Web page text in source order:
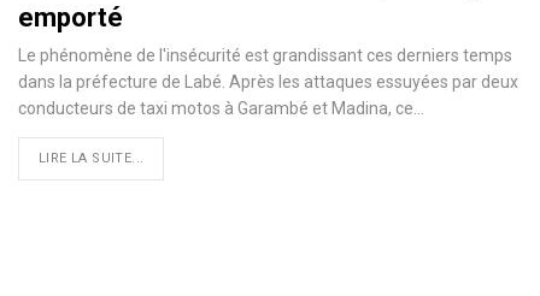
emporté
Le phénomène de l'insécurité est grandissant ces derniers temps
dans la préfecture de Labé. Après les attaques essuyées par deux
conducteurs de taxi motos à Garambé et Madina, ce…
LIRE LA SUITE...